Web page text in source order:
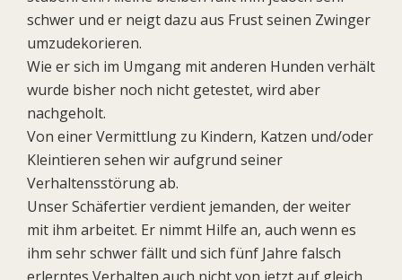
schwer und er neigt dazu aus Frust seinen Zwinger
umzudekorieren.
Wie er sich im Umgang mit anderen Hunden verhält
wurde bisher noch nicht getestet, wird aber
nachgeholt.
Von einer Vermittlung zu Kindern, Katzen und/oder
Kleintieren sehen wir aufgrund seiner
Verhaltensstörung ab.
Unser Schäfertier verdient jemanden, der weiter
mit ihm arbeitet. Er nimmt Hilfe an, auch wenn es
ihm sehr schwer fällt und sich fünf Jahre falsch